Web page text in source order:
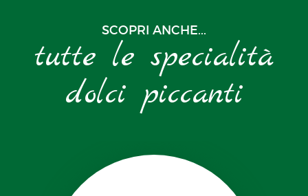
SCOPRI ANCHE...
tutte le specialità
dolci piccanti